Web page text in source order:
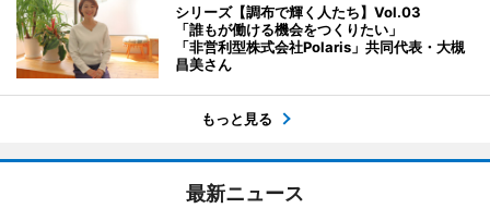
シリーズ【調布で輝く人たち】Vol.03
「誰もが働ける機会をつくりたい」
「非営利型株式会社Polaris」共同代表・大槻
昌美さん
もっと見る
最新ニュース